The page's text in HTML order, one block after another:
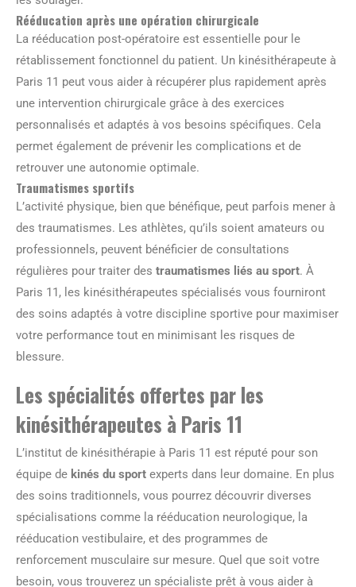
Rééducation après une opération chirurgicale
La rééducation post-opératoire est essentielle pour le
rétablissement fonctionnel du patient. Un kinésithérapeute à
Paris 11 peut vous aider à récupérer plus rapidement après
une intervention chirurgicale grâce à des exercices
personnalisés et adaptés à vos besoins spécifiques. Cela
permet également de prévenir les complications et de
retrouver une autonomie optimale.
Traumatismes sportifs
L’activité physique, bien que bénéfique, peut parfois mener à
des traumatismes. Les athlètes, qu’ils soient amateurs ou
professionnels, peuvent bénéficier de consultations
régulières pour traiter des traumatismes liés au sport. À
Paris 11, les kinésithérapeutes spécialisés vous fourniront
des soins adaptés à votre discipline sportive pour maximiser
votre performance tout en minimisant les risques de
blessure.
Les spécialités offertes par les
kinésithérapeutes à Paris 11
L’institut de kinésithérapie à Paris 11 est réputé pour son
équipe de kinés du sport experts dans leur domaine. En plus
des soins traditionnels, vous pourrez découvrir diverses
spécialisations comme la rééducation neurologique, la
rééducation vestibulaire, et des programmes de
renforcement musculaire sur mesure. Quel que soit votre
besoin, vous trouverez un spécialiste prêt à vous aider à